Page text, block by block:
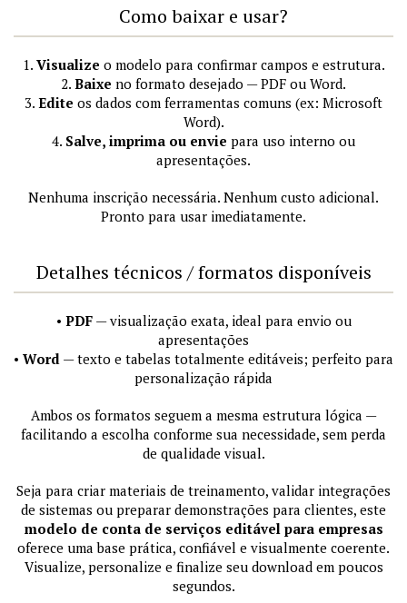
Como baixar e usar?
1. Visualize o modelo para confirmar campos e estrutura.
2. Baixe no formato desejado — PDF ou Word.
3. Edite os dados com ferramentas comuns (ex: Microsoft
Word).
4. Salve, imprima ou envie para uso interno ou
apresentações.
Nenhuma inscrição necessária. Nenhum custo adicional.
Pronto para usar imediatamente.
Detalhes técnicos / formatos disponíveis
• PDF— visualização exata, ideal para envio ou
apresentações
• Word — texto e tabelas totalmente editáveis; perfeito para
personalização rápida
Ambos os formatos seguem a mesma estrutura lógica —
facilitando a escolha conforme sua necessidade, sem perda
de qualidade visual.
Seja para criar materiais de treinamento, validar integrações
de sistemas ou preparar demonstrações para clientes, este
modelo de conta de serviços editável para empresas
oferece uma base prática, confiável e visualmente coerente.
Visualize, personalize e finalize seu download em poucos
segundos.